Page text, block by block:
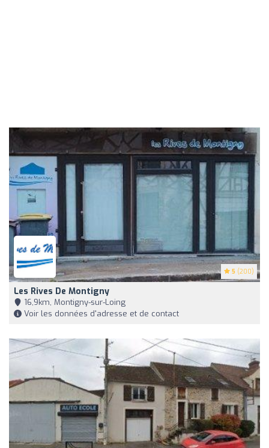
5 (200)
Les Rives De Montigny
16,9km, Montigny-sur-Loing
Voir les données d'adresse et de contact